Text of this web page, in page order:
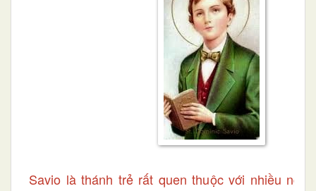
Savio là thánh trẻ rất quen thuộc với nhiều